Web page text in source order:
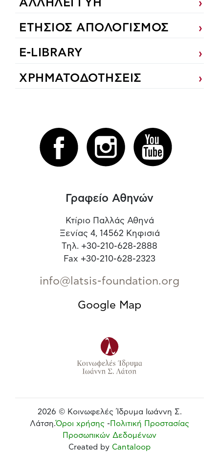
ΑΛΛΗΛΕΓΓΥΗ
ΕΤΗΣΙΟΣ ΑΠΟΛΟΓΙΣΜΟΣ
E-LIBRARY
ΧΡΗΜΑΤΟΔΟΤΗΣΕΙΣ
Γραφείο Αθηνών
Κτίριο Παλλάς Αθηνά
Ξενίας 4, 14562 Κηφισιά
Τηλ. +30-210-628-2888
Fax +30-210-628-2323
info@latsis-foundation.org
Google Map
2026 © Κοινωφελές Ίδρυμα Ιωάννη Σ.
Λάτση.Όροι χρήσης -Πολιτική Προστασίας
Προσωπικών Δεδομένων
Created by Cantaloop